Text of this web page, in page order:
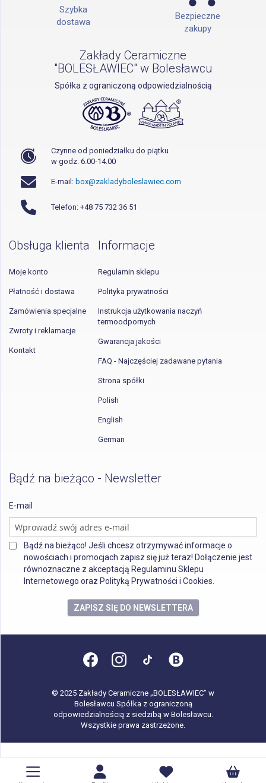
Szybka
dostawa
Bezpieczne
zakupy
Zakłady Ceramiczne
"BOLESŁAWIEC" w Bolesławcu
Spółka z ograniczoną odpowiedzialnością
Czynne od poniedziałku do piątku
w godz. 6.00-14.00
E-mail: box@zakladyboleslawiec.com
Telefon: +48 75 732 36 51
Obsługa klienta
Moje konto
Płatność i dostawa
Zamówienia specjalne
Zwroty i reklamacje
Kontakt
Informacje
Regulamin sklepu
Polityka prywatności
Instrukcja użytkowania naczyń
termoodpornych
Gwarancja jakości
FAQ - Najczęściej zadawane pytania
Strona spółki
Polish
English
German
Bądź na bieżąco - Newsletter
E-mail
Bądź na bieżąco! Jeśli chcesz otrzymywać informacje o
nowościach i promocjach zapisz się już teraz! Dołączenie jest
równoznaczne z akceptacją Regulaminu Sklepu
Internetowego oraz Polityką Prywatności i Cookies.
ZAPISZ SIĘ DO NEWSLETTERA
© 2025 Zakłady Ceramiczne „BOLESŁAWIEC” w
Bolesławcu Spółka z ograniczoną
odpowiedzialnością z siedzibą w Bolesławcu.
Wszystkie prawa zastrzeżone.